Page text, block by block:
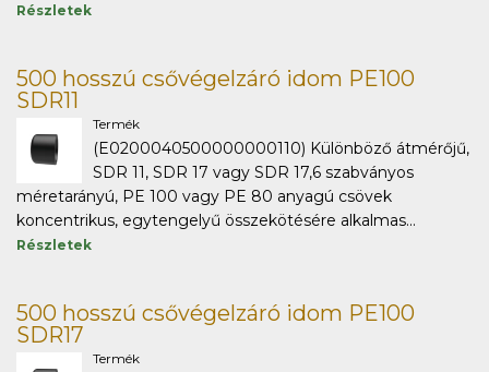
Részletek
500 hosszú csővégelzáró idom PE100
SDR11
Termék
(E0200040500000000110) Különböző átmérőjű,
SDR 11, SDR 17 vagy SDR 17,6 szabványos
méretarányú, PE 100 vagy PE 80 anyagú csövek
koncentrikus, egytengelyű összekötésére alkalmas...
Részletek
500 hosszú csővégelzáró idom PE100
SDR17
Termék